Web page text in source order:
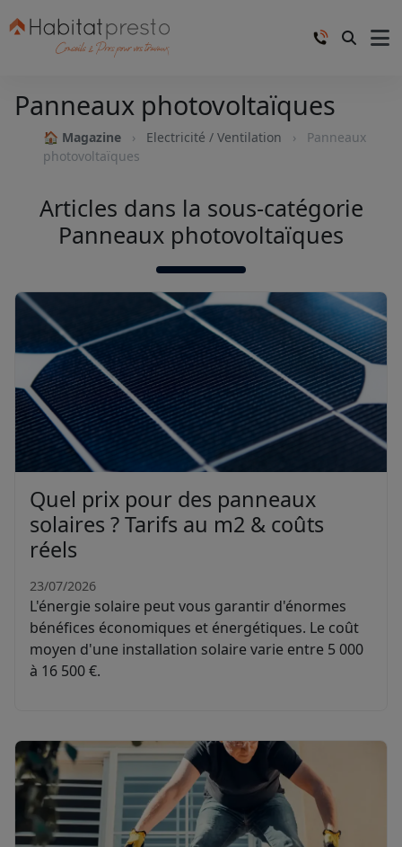
Panneaux photovoltaïques
🏠 Magazine Electricité / Ventilation
Panneaux
photovoltaïques
Articles dans la sous-catégorie
Panneaux photovoltaïques
Quel prix pour des panneaux
solaires ? Tarifs au m2 & coûts
réels
23/07/2026
L'énergie solaire peut vous garantir d'énormes
bénéfices économiques et énergétiques. Le coût
moyen d'une installation solaire varie entre 5 000
à 16 500 €.